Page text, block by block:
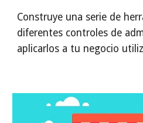
Construye una serie de
diferentes controles de
aplicarlos a tu negocio